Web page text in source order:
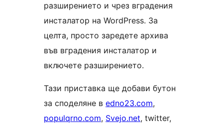
разширението и чрез вградения
инсталатор на WordPress. За
целта, просто заредете архива
във вградения инсталатор и
включете разширението.
Тази приставка ще добави бутон
за споделяне в edno23.com,
populqrno.com, Svejo.net, twitter,